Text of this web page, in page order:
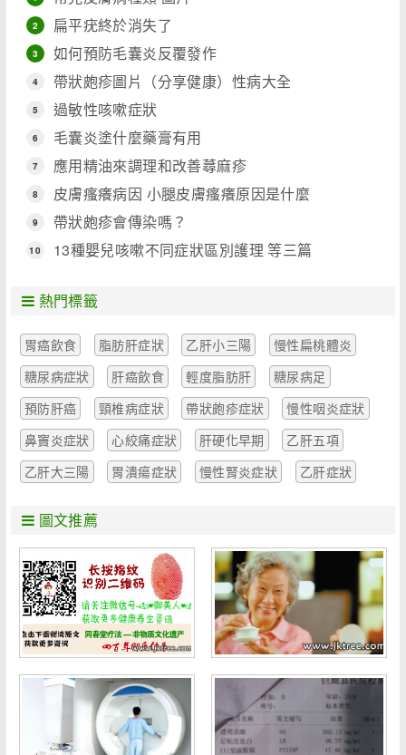
2 扁平疣終於消失了
3 如何預防毛囊炎反覆發作
4 帶狀皰疹圖片（分享健康）性病大全
5 過敏性咳嗽症狀
6 毛囊炎塗什麼藥膏有用
7 應用精油來調理和改善蕁麻疹
8 皮膚瘙癢病因 小腿皮膚瘙癢原因是什麼
9 帶狀皰疹會傳染嗎？
10 13種嬰兒咳嗽不同症狀區別護理 等三篇
熱門標籤
胃癌飲食 脂肪肝症狀 乙肝小三陽
慢性扁桃體炎
糖尿病症狀
肝癌飲食 輕度脂肪肝
糖尿病足
預防肝癌
頸椎病症狀 帶狀皰疹症狀
慢性咽炎症狀
鼻竇炎症狀
心絞痛症狀 肝硬化早期
乙肝五項
乙肝大三陽
胃潰瘍症狀 慢性腎炎症狀 乙肝症狀
圖文推薦